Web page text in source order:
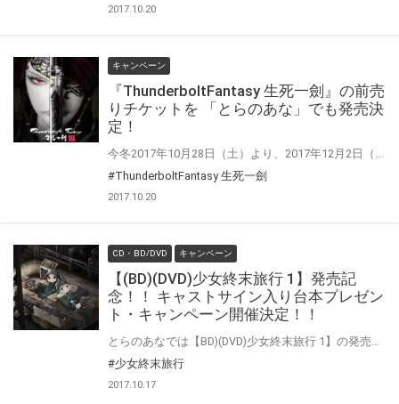
2017.10.20
キャンペーン
『ThunderboltFantasy 生死一劍』の前売
りチケットを 「とらのあな」でも発売決
定！
#ThunderboltFantasy 生死一劍
2017.10.20
CD・BD/DVD キャンペーン
【(BD)(DVD)少女終末旅行 1】発売記
念！！ キャストサイン入り台本プレゼン
ト・キャンペーン開催決定！！
#少女終末旅行
2017.10.17